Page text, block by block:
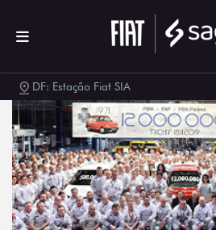
DF: Estação Fiat SIA